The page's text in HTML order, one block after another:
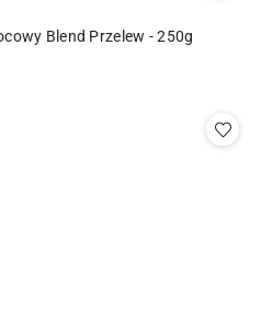
Blend Przelew - 250g